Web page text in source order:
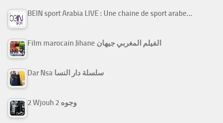
BEIN sport Arabia LIVE : Une chaine de sport arabe…
Film marocain Jihane الفيلم المغربي جيهان
Dar Nsa سلسلة دار النسا
2 Wjouh 2 وجوه